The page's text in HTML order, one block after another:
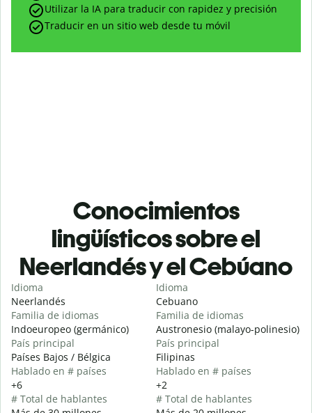
Utilizar la IA para traducir con rapidez y precisión
Traducir en un sitio web desde tu móvil
Conocimientos
lingüísticos sobre el
Neerlandés y el Cebúano
Idioma
Neerlandés
Familia de idiomas
Indoeuropeo (germánico)
País principal
Países Bajos / Bélgica
Hablado en # países
+6
# Total de hablantes
Idioma
Cebuano
Familia de idiomas
Austronesio (malayo-polinesio)
País principal
Filipinas
Hablado en # países
+2
# Total de hablantes